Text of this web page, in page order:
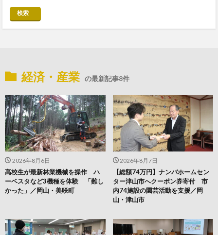
検索
経済・産業 の最新記事8件
2026年8月7日
【総額74万円】ナンバホームセン
ター津山市へクーポン券寄付 市
内74施設の園芸活動を支援／岡
山・津山市
2026年8月6日
高校生が最新林業機械を操作 ハ
ーベスタなど3機種を体験 「難し
かった」／岡山・美咲町